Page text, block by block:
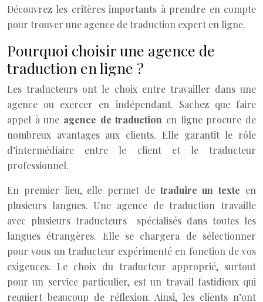
Découvrez les critères importants à prendre en compte
pour trouver une agence de traduction expert en ligne.
Pourquoi choisir une agence de
traduction en ligne ?
Les traducteurs ont le choix entre travailler dans une
agence ou exercer en indépendant. Sachez que faire
appel à une agence de traduction en ligne procure de
nombreux avantages aux clients. Elle garantit le rôle
d’intermédiaire entre le client et le traducteur
professionnel.
En premier lieu, elle permet de traduire un texte en
plusieurs langues. Une agence de traduction travaille
avec plusieurs traducteurs spécialisés dans toutes les
langues étrangères. Elle se chargera de sélectionner
pour vous un traducteur expérimenté en fonction de vos
exigences. Le choix du traducteur approprié, surtout
pour un service particulier, est un travail fastidieux qui
requiert beaucoup de réflexion. Ainsi, les clients n’ont